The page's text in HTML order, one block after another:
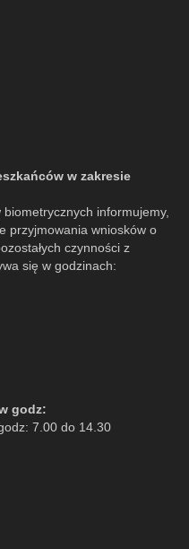
w zakresie
informujemy,
przyjmowania wniosków o
czynności z
się w godzinach:
godz:
7.00 do 14.30